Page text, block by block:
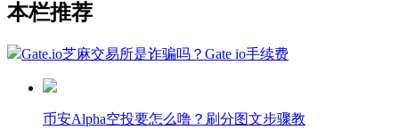
本栏推荐
Gate.io芝麻交易所是诈骗吗？Gate io手续费
币安Alpha空投要怎么噜？刷分图文步骤教